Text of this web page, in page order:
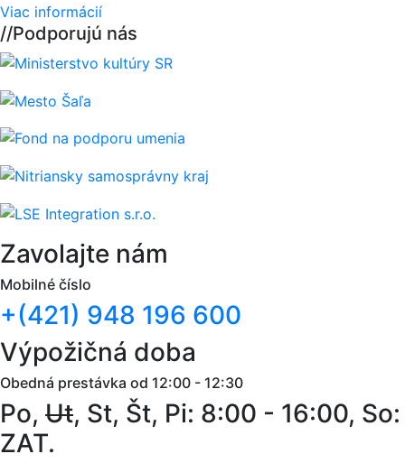
Viac informácií
//Podporujú nás
Zavolajte nám
Mobilné číslo
+(421) 948 196 600
Výpožičná doba
Obedná prestávka od 12:00 - 12:30
Po, Ut, St, Št, Pi: 8:00 - 16:00, So:
ZAT.